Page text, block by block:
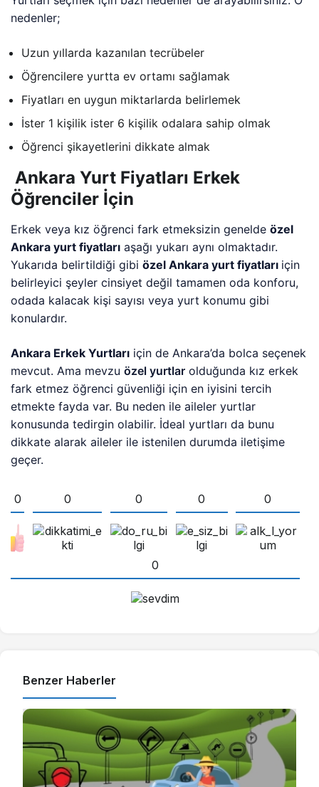
nedenler;
Uzun yıllarda kazanılan tecrübeler
Öğrencilere yurtta ev ortamı sağlamak
Fiyatları en uygun miktarlarda belirlemek
İster 1 kişilik ister 6 kişilik odalara sahip olmak
Öğrenci şikayetlerini dikkate almak
Ankara Yurt Fiyatları Erkek
Öğrenciler İçin
Erkek veya kız öğrenci fark etmeksizin geneldeözel
Ankara yurt fiyatları aşağı yukarı aynı olmaktadır.
Yukarıda belirtildiği gibiözel Ankara yurt fiyatları için
belirleyici şeyler cinsiyet değil tamamen oda konforu,
odada kalacak kişi sayısı veya yurt konumu gibi
konulardır.
Ankara Erkek Yurtları için de Ankara’da bolca seçenek
mevcut. Ama mevzuözel yurtlar olduğunda kız erkek
fark etmez öğrenci güvenliği için en iyisini tercih
etmekte fayda var. Bu neden ile aileler yurtlar
konusunda tedirgin olabilir. İdeal yurtları da bunu
dikkate alarak aileler ile istenilen durumda iletişime
geçer.
0 0 0 0 0
0
Benzer Haberler